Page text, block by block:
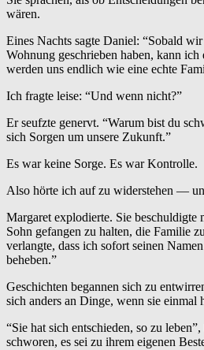
wären.
Eines Nachts sagte Daniel: “Sobald
Wohnung geschrieben haben, kann
werden uns endlich wie eine echte
Ich fragte leise: “Und wenn nicht?”
Er seufzte genervt. “Warum bist du
sich Sorgen um unsere Zukunft.”
Es war keine Sorge. Es war Kontrolle.
Also hörte ich auf zu widerstehen —
Margaret explodierte. Sie
Sohn gefangen zu halten, die Familie
verlangte, dass ich sofort seinen
beheben.”
Geschichten begannen sich zu
sich anders an Dinge, wenn sie einmal
“Sie hat sich entschieden, so zu
schworen, es sei zu ihrem eigenen